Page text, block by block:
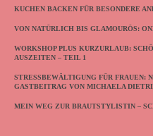
KUCHEN BACKEN FÜR BESONDERE
VON NATÜRLICH BIS GLAMOURÖS:
WORKSHOP PLUS KURZURLAUB:
AUSZEITEN – TEIL 1
STRESSBEWÄLTIGUNG FÜR FRAUEN:
GASTBEITRAG VON MICHAELA
MEIN WEG ZUR BRAUTSTYLISTIN –